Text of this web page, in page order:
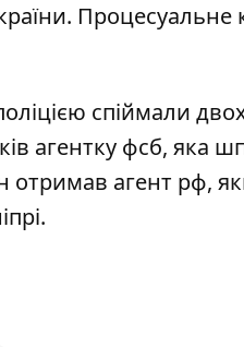
спіймали
агентку фсб, яка
отримав агент рф,
.